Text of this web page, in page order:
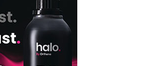
de Competición /
LLantas
2026 09:49